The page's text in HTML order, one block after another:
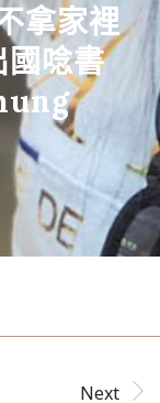
拿家裡
國唸書
Next